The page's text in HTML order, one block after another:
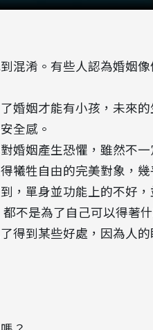
混淆。有些人認為婚姻
婚姻才能有小孩，未來
全感。
婚姻產生恐懼，雖然不
犧牲自由的完美對象，幾
，單身並功能上的不好
不是為了自己可以得著什
得到某些好處，因為人